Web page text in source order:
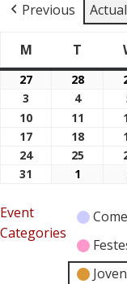
Previous
Actual
M
Dilluns
T
27 27/07/2026
28 28/07/
3
03/08/2026
404/08/
10 10/08/2026
11 11/08/
17 17/08/2026
18 18/08/
24 24/08/2026
25 25/08/
31
31/08/2026
1 01/09/
Event
Categories